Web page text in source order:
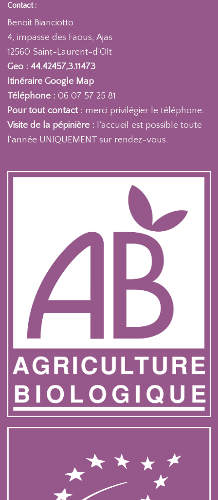
Contact :
Benoit Bianciotto
4, impasse des Faous, Ajas
12560 Saint-Laurent-d’Olt
Geo : 44.42457,3.11473
Itinéraire Google Map
Téléphone : 06 07 57 25 81
Pour tout contact : merci privilégier le téléphone.
Visite de la pépinière : l’accueil est possible toute
l'année UNIQUEMENT sur rendez-vous.